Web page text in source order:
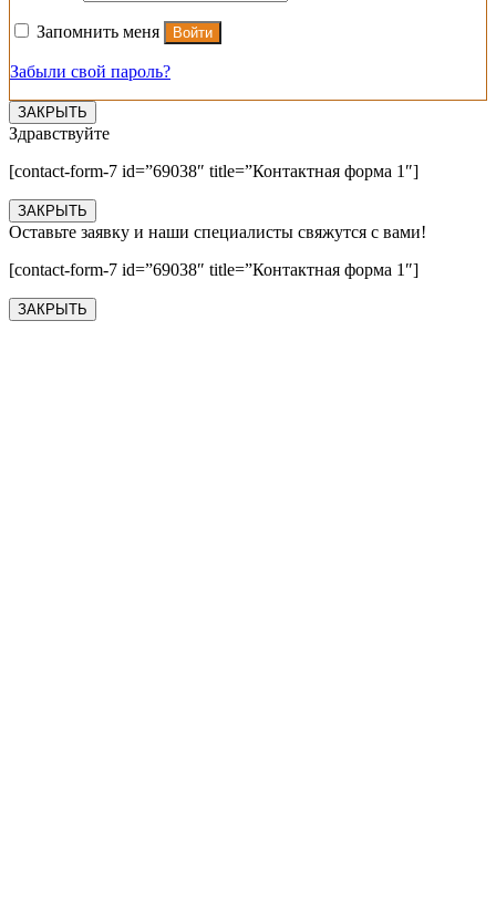
Запомнить меня Войти
Забыли свой пароль?
ЗАКРЫТЬ
Здравствуйте
[contact-form-7 id=”69038″ title=”Контактная форма 1″]
ЗАКРЫТЬ
Оставьте заявку и наши специалисты свяжутся с вами!
[contact-form-7 id=”69038″ title=”Контактная форма 1″]
ЗАКРЫТЬ